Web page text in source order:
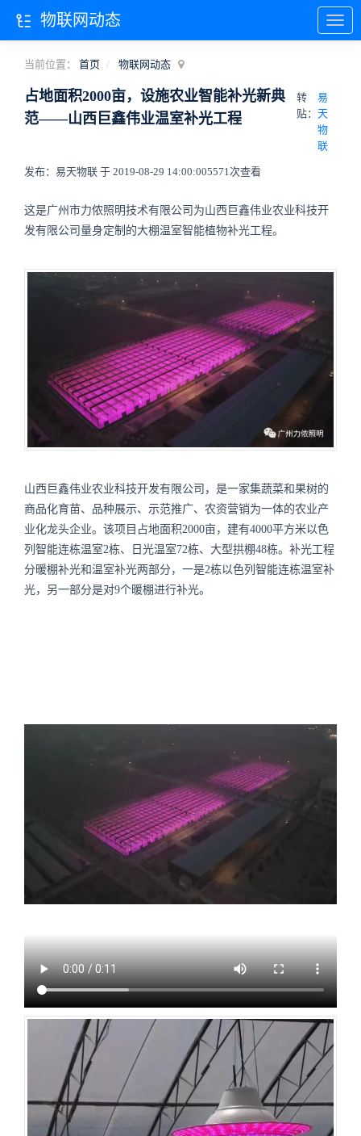
当前位置： 首页 物联网动态
占地面积2000亩，设施农业智能补光新典
范——山西巨鑫伟业温室补光工程
转
贴：
易
天
物
联
发布：易天物联 于 2019-08-29 14:00:005571次查看
这是广州市力侬照明技术有限公司为山西巨鑫伟业农业科技开
发有限公司量身定制的大棚温室智能植物补光工程。
山西巨鑫伟业农业科技开发有限公司，是一家集蔬菜和果树的
商品化育苗、品种展示、示范推广、农资营销为一体的农业产
业化龙头企业。该项目占地面积2000亩，建有4000平方米以色
列智能连栋温室2栋、日光温室72栋、大型拱棚48栋。补光工程
分暖棚补光和温室补光两部分，一是2栋以色列智能连栋温室补
光，另一部分是对9个暖棚进行补光。
物联网动态